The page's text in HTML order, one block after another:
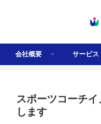
会社概要 サービス
スポーツコーチ
します